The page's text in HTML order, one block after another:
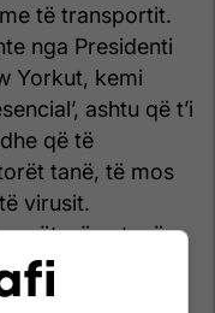
të transportit.
nga Presidenti
Yorkut, kemi
ashtu që t’i
që të
tanë, të mos
virusit.
tanë
të infektuar
tani, por